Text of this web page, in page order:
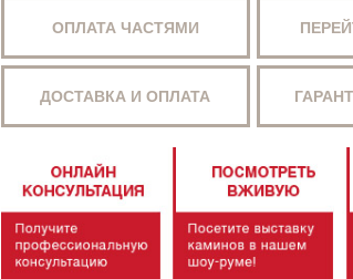
ОПЛАТА ЧАСТЯМИ
ДОСТАВКА И ОПЛАТА